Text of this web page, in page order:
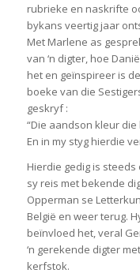
rubrieke en naskrifte
bykans veertig jaar
Met Marlene as
van ‘n digter, hoe
het en geïnspireer is
boeke van die
geskryf :
“Die aandson kleur
En in my styg hierdie
Hierdie gedig is
sy reis met bekende
Opperman se
België en weer terug.
beïnvloed het, veral
‘n gerekende digter
kerfstok.